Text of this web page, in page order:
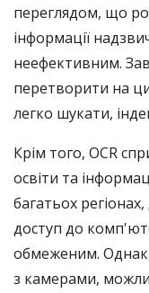
переглядом, що
інформації
неефективним.
перетворити на
легко шукати,
Крім того, OCR
освіти та
багатьох
доступ до
обмеженим. Однак,
з камерами,